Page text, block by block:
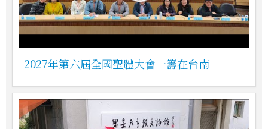
2027年第六屆全國聖體大會一籌在台南